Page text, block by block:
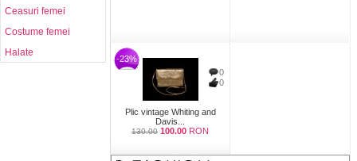
-23%
0
0
Plic vintage Whiting and
Davis...
130.00 100.00 RON
Ceasuri femei
Costume femei
Halate